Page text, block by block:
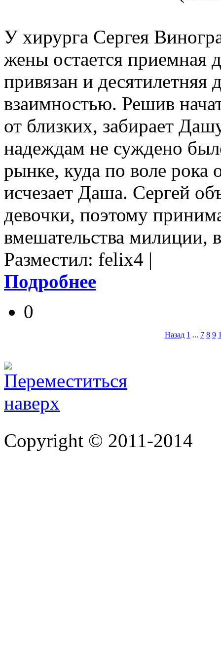
У хирурга Сергея
жены остается приемная
привязан и десятилетняя
взаимностью. Решив
от близких, забирает
надеждам не суждено
рынке, куда по воле рока
исчезает Даша. Сергей
девочки, поэтому
вмешательства милиции,
Разместил: felix4 |
Подробнее
0
Назад 1 ... 7 8 9
Copyright © 2011-2014